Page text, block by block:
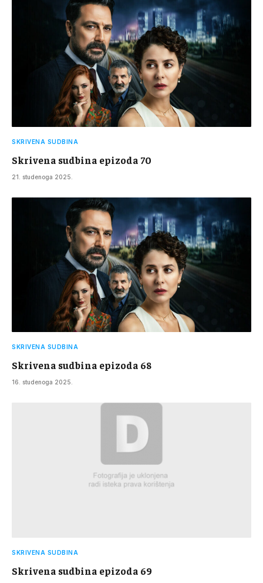
SKRIVENA SUDBINA
Skrivena sudbina epizoda 70
21. studenoga 2025.
SKRIVENA SUDBINA
Skrivena sudbina epizoda 68
16. studenoga 2025.
SKRIVENA SUDBINA
Skrivena sudbina epizoda 69